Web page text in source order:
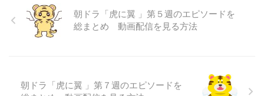
が生まれ育った時期は、道長
にとっても権力闘争の時期と
て舞は、広い空を飛ぶことに
憧れを抱き ...
に翼」を深堀です。 見逃した
方！ 見遅れた方！ 理由はとも
かく、見ていない方にはこち
はU-nextで視聴が可能です。
朝ドラ「虎に翼 」第５週のエピソードを
総まとめ 動画配信を見る方法
朝ドラ「虎に翼 」第７週のエピソードを